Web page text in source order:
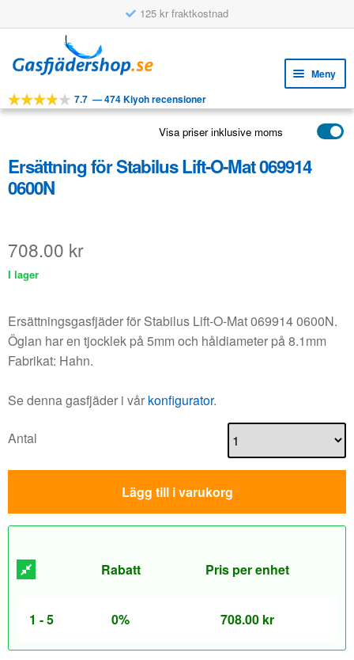
125 kr fraktkostnad
till
navigering
till
innehåll
Meny
VERKTYG
APPLIKATIONER
KUNDSERVICE
7.7 —474 Kiyoh recensioner
Visa priser inklusive moms
Ersättning för Stabilus Lift-O-Mat 069914
0600N
708.00 kr
I lager
Ersättningsgasfjäder för Stabilus Lift-O-Mat 069914 0600N.
Öglan har en tjocklek på 5mm och håldiameter på 8.1mm
Fabrikat: Hahn.
Se denna gasfjäder i vår konfigurator.
Antal
Lägg till i varukorg
Rabatt Pris per enhet
1 - 5 0% 708.00 kr